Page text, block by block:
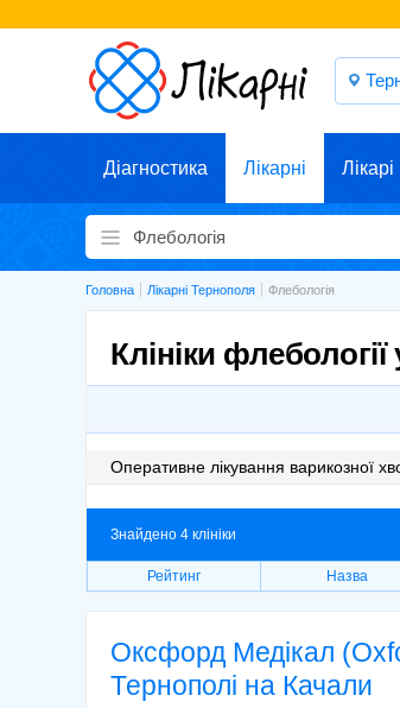
Діагностика Лікарні Лікарі
Головна Лікарні Тернополя Флебологія
Клініки
Оперативне лікування варикозної
Знайдено 4 клініки
Рейтинг Назва
Оксфорд Медікал
Тернополі на Качали